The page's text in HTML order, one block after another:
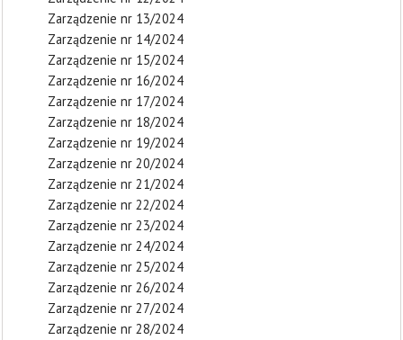
Zarządzenie nr 13/2024
Zarządzenie nr 14/2024
Zarządzenie nr 15/2024
Zarządzenie nr 16/2024
Zarządzenie nr 17/2024
Zarządzenie nr 18/2024
Zarządzenie nr 19/2024
Zarządzenie nr 20/2024
Zarządzenie nr 21/2024
Zarządzenie nr 22/2024
Zarządzenie nr 23/2024
Zarządzenie nr 24/2024
Zarządzenie nr 25/2024
Zarządzenie nr 26/2024
Zarządzenie nr 27/2024
Zarządzenie nr 28/2024